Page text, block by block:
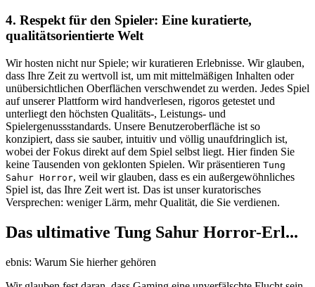
4. Respekt für den Spieler: Eine kuratierte,
qualitätsorientierte Welt
Wir hosten nicht nur Spiele; wir kuratieren Erlebnisse. Wir glauben,
dass Ihre Zeit zu wertvoll ist, um mit mittelmäßigen Inhalten oder
unübersichtlichen Oberflächen verschwendet zu werden. Jedes Spiel
auf unserer Plattform wird handverlesen, rigoros getestet und
unterliegt den höchsten Qualitäts-, Leistungs- und
Spielergenussstandards. Unsere Benutzeroberfläche ist so
konzipiert, dass sie sauber, intuitiv und völlig unaufdringlich ist,
wobei der Fokus direkt auf dem Spiel selbst liegt. Hier finden Sie
keine Tausenden von geklonten Spielen. Wir präsentieren Tung
Sahur Horror, weil wir glauben, dass es ein außergewöhnliches
Spiel ist, das Ihre Zeit wert ist. Das ist unser kuratorisches
Versprechen: weniger Lärm, mehr Qualität, die Sie verdienen.
Das ultimative Tung Sahur Horror-Erl...
ebnis: Warum Sie hierher gehören